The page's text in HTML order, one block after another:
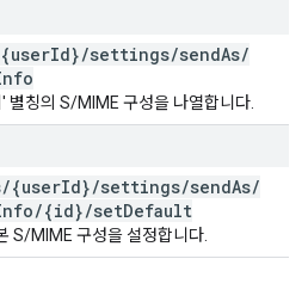
{userId}/settings/sendAs/
별칭의 S/MIME 구성을 나열합니다.
/{userId}/settings/sendAs/
/{id}/setDefault
S/MIME 구성을 설정합니다.